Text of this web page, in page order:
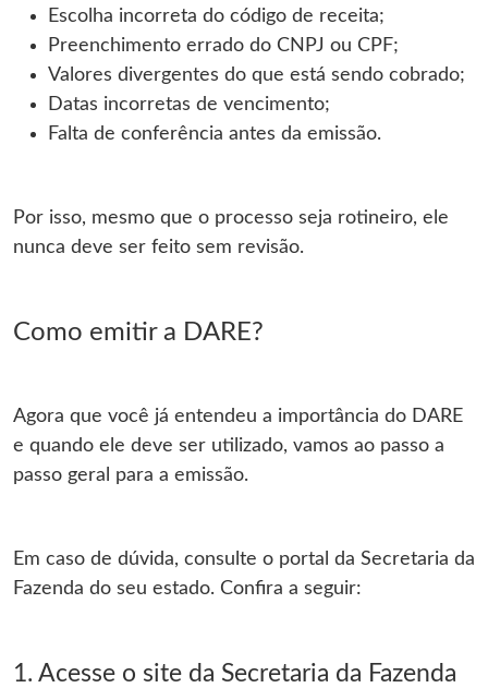
Escolha incorreta do código de receita;
Preenchimento errado do CNPJ ou CPF;
Valores divergentes do que está sendo cobrado;
Datas incorretas de vencimento;
Falta de conferência antes da emissão.
Por isso, mesmo que o processo seja rotineiro, ele
nunca deve ser feito sem revisão.
Como emitir a DARE?
Agora que você já entendeu a importância do DARE
e quando ele deve ser utilizado, vamos ao passo a
passo geral para a emissão.
Em caso de dúvida, consulte o portal da Secretaria da
Fazenda do seu estado. Confira a seguir:
1. Acesse o site da Secretaria da Fazenda